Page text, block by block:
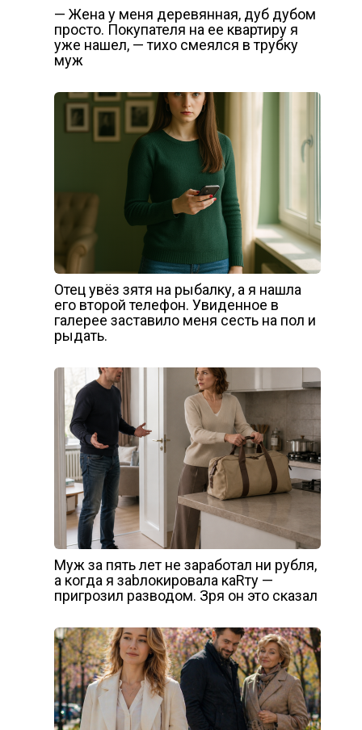
— Жена у меня деревянная, дуб дубом
просто. Покупателя на ее квартиру я
уже нашел, — тихо смеялся в трубку
муж
Отец увёз зятя на рыбалку, а я нашла
его второй телефон. Увиденное в
галерее заставило меня сесть на пол и
рыдать.
Муж за пять лет не заработал ни рубля,
а когда я заbлокировала каRту —
пригрозил разводом. Зря он это сказал